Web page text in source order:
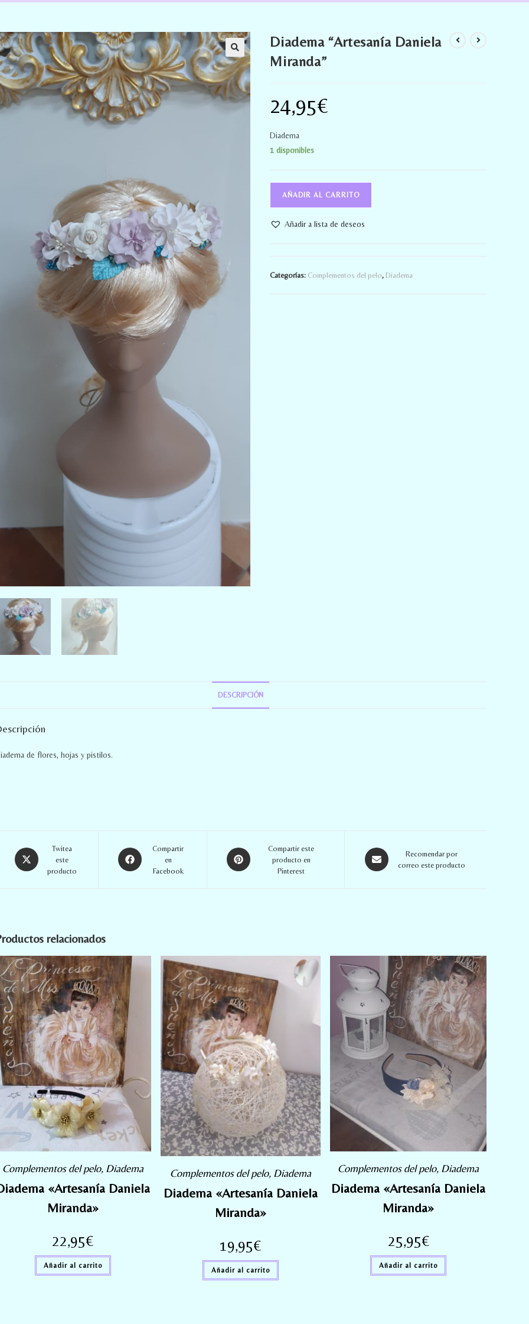
Diadema “Artesanía Daniela
Miranda”
24,95€
Diadema
1 disponibles
AÑADIR AL CARRITO
Añadir a lista de deseos
Categorías: Complementos del pelo, Diadema
DESCRIPCIÓN
de flores, hojas y pistilos.
Twitea
este
producto
Compartir
en
Facebook
Compartir este
producto en
Pinterest
Recomendar por
correo este producto
relacionados
Complementos del pelo, Diadema
«Artesanía Daniela
Miranda»
22,95€
Añadir al carrito
Complementos del pelo, Diadema
Diadema «Artesanía Daniela
Miranda»
19,95€
Añadir al carrito
Complementos del pelo, Diadema
Diadema «Artesanía Daniela
Miranda»
25,95€
Añadir al carrito